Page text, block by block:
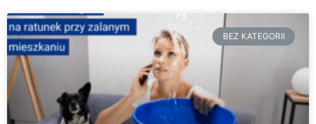
BEZ KATEGORII